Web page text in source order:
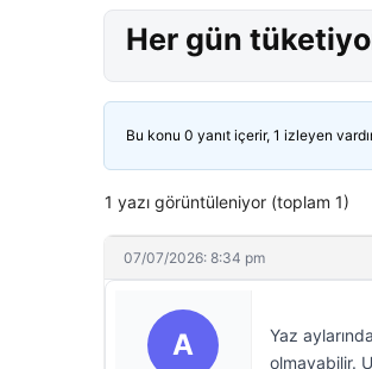
Her gün
Bu konu 0 yanıt içerir, 1 izleyen
1 yazı görüntüleniyor (toplam 1)
07/07/2026: 8:34 pm
A
Yaz
olmayabilir.